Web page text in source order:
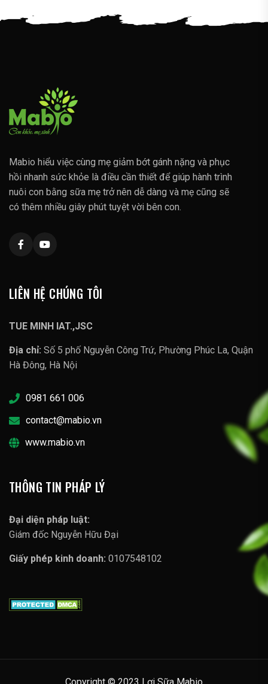
Mabio hiểu việc cùng mẹ giảm bớt gánh nặng và phục
hồi nhanh sức khỏe là điều cần thiết để giúp hành trình
nuôi con bằng sữa mẹ trở nên dễ dàng và mẹ cũng sẽ
có thêm nhiều giây phút tuyệt vời bên con.
LIÊN HỆ CHÚNG TÔI
TUE MINH IAT.,JSC
Địa chỉ: Số 5 phố Nguyễn Công Trứ, Phường Phúc La, Quận
Hà Đông, Hà Nội
0981 661 006
contact@mabio.vn
www.mabio.vn
THÔNG TIN PHÁP LÝ
Đại diện pháp luật:
Giám đốc Nguyễn Hữu Đại
Giấy phép kinh doanh: 0107548102